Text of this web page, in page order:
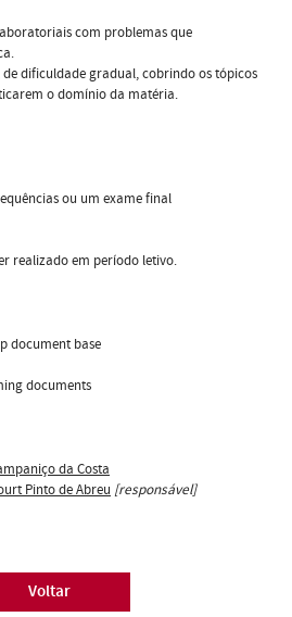
com problemas que
dificuldade gradual, cobrindo os tópicos
o domínio da matéria.
ou um exame final
realizado em período letivo.
document base
documents
da Costa
Pinto de Abreu [responsável]
Voltar